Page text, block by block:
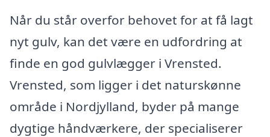
Når du står overfor behovet for at få lagt
nyt gulv, kan det være en udfordring at
finde en god gulvlægger i Vrensted.
Vrensted, som ligger i det naturskønne
område i Nordjylland, byder på mange
dygtige håndværkere, der specialiserer